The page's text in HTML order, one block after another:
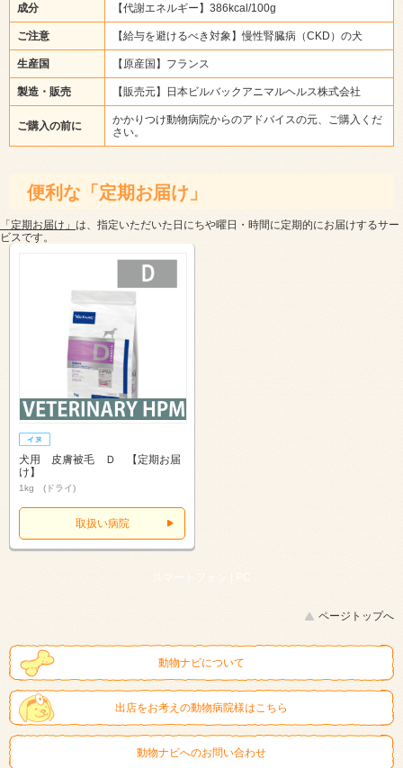
成分 【代謝エネルギー】386kcal/100g
ご注意 【給与を避けるべき対象】慢性腎臓病（CKD）の犬
生産国 【原産国】フランス
製造・販売 【販売元】日本ビルバックアニマルヘルス株式会社
ご購入の前に
かかりつけ動物病院からのアドバイスの元、ご購入くだ
さい。
便利な「定期お届け」
「定期お届け」 は、指定いただいた日にちや曜日・時間に定期的にお届けするサー
ビスです。
犬用 皮膚被毛 Ｄ 【定期お届
け】
1kg (ドライ)
取扱い病院
スマートフォン | PC
ページトップへ
動物ナビについて
出店をお考えの動物病院様はこちら
動物ナビへのお問い合わせ